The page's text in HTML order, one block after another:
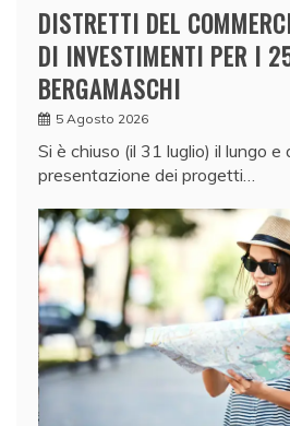
DISTRETTI DEL
DI INVESTIMENTI PER I
BERGAMASCHI
5 Agosto 2026
Si è chiuso (il 31 luglio) il lungo
presentazione dei progetti…